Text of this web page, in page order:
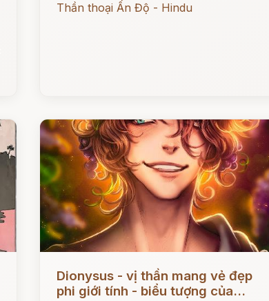
Thần thoại Ấn Độ - Hindu
Dionysus - vị thần mang vẻ đẹp
phi giới tính - biểu tượng của...